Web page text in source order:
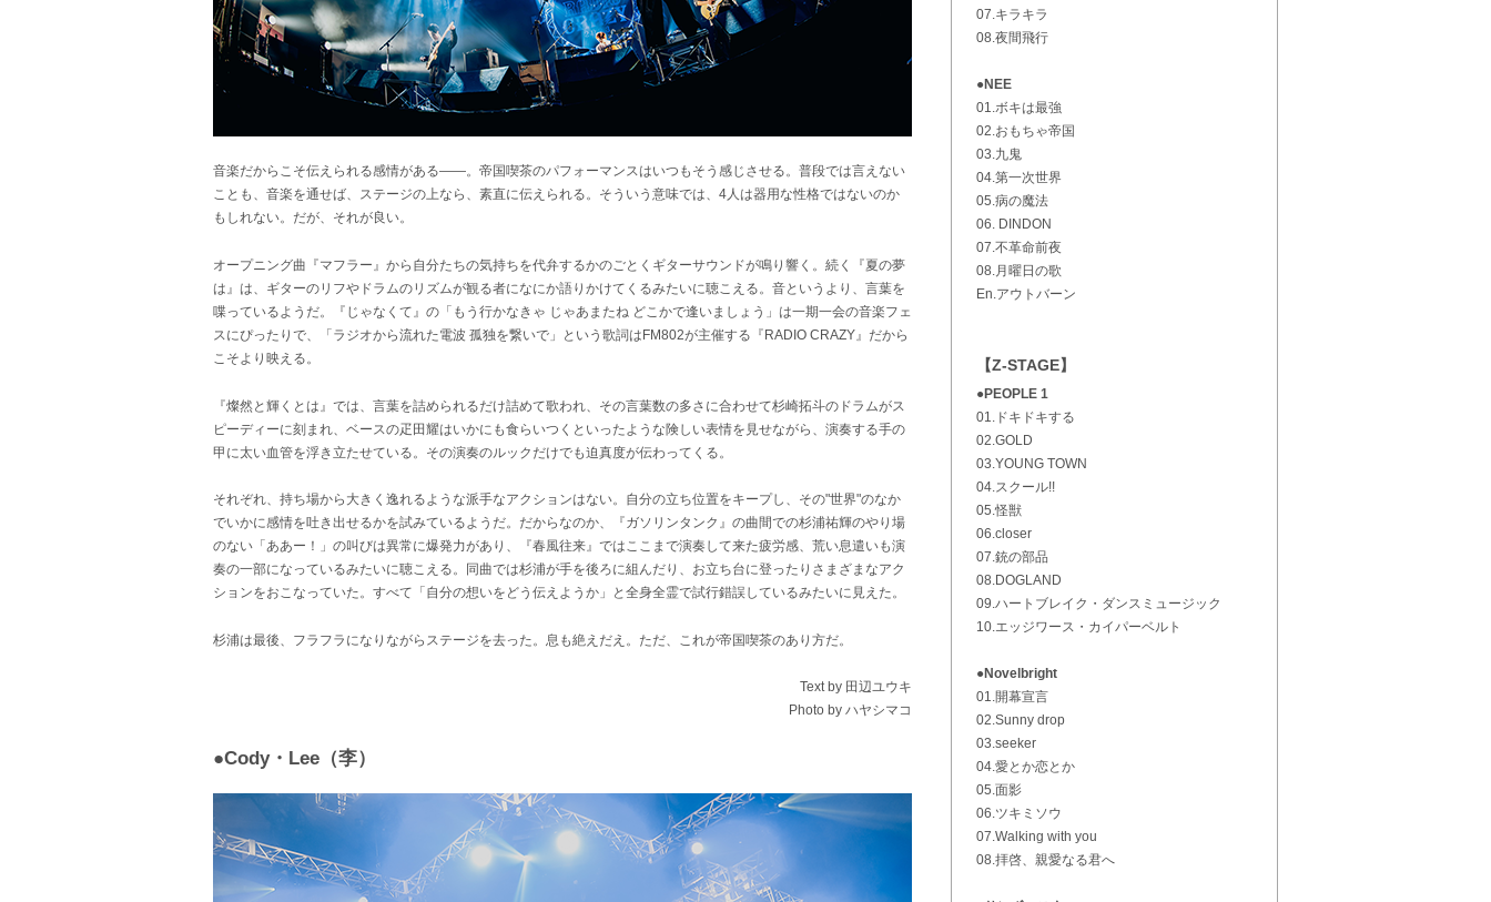
音楽だからこそ伝えられる感情がある――。帝国喫茶のパフォーマンスはいつもそう感じさせる。普段では言えない
ことも、音楽を通せば、ステージの上なら、素直に伝えられる。そういう意味では、4人は器用な性格ではないのか
もしれない。だが、それが良い。
オープニング曲『マフラー』から自分たちの気持ちを代弁するかのごとくギターサウンドが鳴り響く。続く『夏の夢
は』は、ギターのリフやドラムのリズムが観る者になにか語りかけてくるみたいに聴こえる。音というより、言葉を
喋っているようだ。『じゃなくて』の「もう行かなきゃ じゃあまたね どこかで逢いましょう」は一期一会の音楽フェ
スにぴったりで、「ラジオから流れた電波 孤独を繋いで」という歌詞はFM802が主催する『RADIO CRAZY』だから
こそより映える。
『燦然と輝くとは』では、言葉を詰められるだけ詰めて歌われ、その言葉数の多さに合わせて杉崎拓斗のドラムがス
ピーディーに刻まれ、ベースの疋田耀はいかにも食らいつくといったような険しい表情を見せながら、演奏する手の
甲に太い血管を浮き立たせている。その演奏のルックだけでも迫真度が伝わってくる。
それぞれ、持ち場から大きく逸れるような派手なアクションはない。自分の立ち位置をキープし、その"世界"のなか
でいかに感情を吐き出せるかを試みているようだ。 だからなのか、『ガソリンタンク』の曲間での杉浦祐輝のやり場
のない「ああー！」の叫びは異常に爆発力があり、『春風往来』ではここまで演奏して来た疲労感、荒い息遣いも演
奏の一部になっているみたいに聴こえる。同曲では杉浦が手を後ろに組んだり、お立ち台に登ったりさまざまなアク
ションをおこなっていた。すべて「自分の想いをどう伝えようか」と全身全霊で試行錯誤しているみたいに見えた。
杉浦は最後、フラフラになりながらステージを去った。息も絶えだえ。ただ、これが帝国喫茶のあり方だ。
Text by 田辺ユウキ
Photo by ハヤシマコ
●Cody・Lee（李）
07.キラキラ
08.夜間飛行
●NEE
01.ボキは最強
02.おもちゃ帝国
03.九鬼
04.第一次世界
05.病の魔法
06. DINDON
07.不革命前夜
08.月曜日の歌
En.アウトバーン
【Z-STAGE】
●PEOPLE 1
01.ドキドキする
02.GOLD
03.YOUNG TOWN
04.スクール!!
05.怪獣
06.closer
07.銃の部品
08.DOGLAND
09.ハートブレイク・ダンスミュージック
10.エッジワース・カイパーベルト
●Novelbright
01.開幕宣言
02.Sunny drop
03.seeker
04.愛とか恋とか
05.面影
06.ツキミソウ
07.Walking with you
08.拝啓、親愛なる君へ